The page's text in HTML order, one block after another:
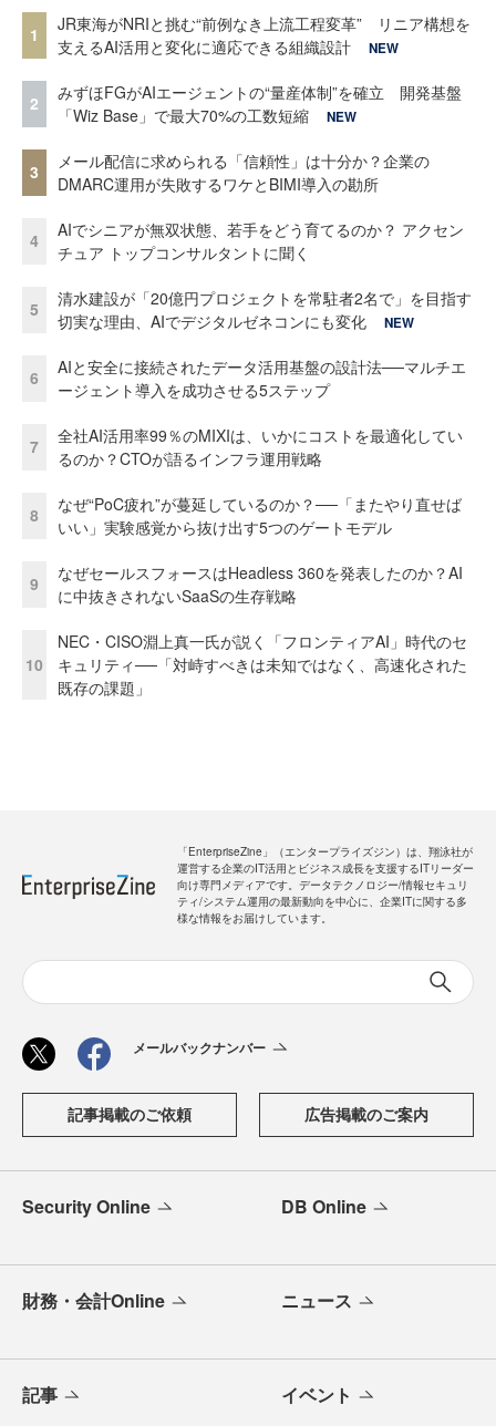
1
JR東海がNRIと挑む“前例なき上流工程変革” リニア構想を
支えるAI活用と変化に適応できる組織設計
NEW
2
みずほFGがAIエージェントの“量産体制”を確立 開発基盤
「Wiz Base」で最大70%の工数短縮
NEW
3
メール配信に求められる「信頼性」は十分か？企業の
DMARC運用が失敗するワケとBIMI導入の勘所
4
AIでシニアが無双状態、若手をどう育てるのか？ アクセン
チュア トップコンサルタントに聞く
5
清水建設が「20億円プロジェクトを常駐者2名で」を目指す
切実な理由、AIでデジタルゼネコンにも変化
NEW
6
AIと安全に接続されたデータ活用基盤の設計法──マルチエ
ージェント導入を成功させる5ステップ
7
全社AI活用率99％のMIXIは、いかにコストを最適化してい
るのか？CTOが語るインフラ運用戦略
8
なぜ“PoC疲れ”が蔓延しているのか？──「またやり直せば
いい」実験感覚から抜け出す5つのゲートモデル
9
なぜセールスフォースはHeadless 360を発表したのか？AI
に中抜きされないSaaSの生存戦略
10
NEC・CISO淵上真一氏が説く「フロンティアAI」時代のセ
キュリティ──「対峙すべきは未知ではなく、高速化された
既存の課題」
「EnterpriseZine」（エンタープライズジン）は、翔泳社が
運営する企業のIT活用とビジネス成長を支援するITリーダー
向け専門メディアです。データテクノロジー/情報セキュリ
ティ/システム運用の最新動向を中心に、企業ITに関する多
様な情報をお届けしています。
メールバックナンバー
記事掲載のご依頼 広告掲載のご案内
Security Online DB Online
財務・会計Online ニュース
記事 イベント